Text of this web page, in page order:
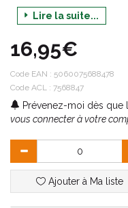
La bouillotte magique,
grains de blé et de fleurs
Lire la suite...
16,95€
Code EAN : 5060075688478
Code ACL : 7568847
Prévenez-moi dès
vous connecter à votre
Ajouter à Ma liste